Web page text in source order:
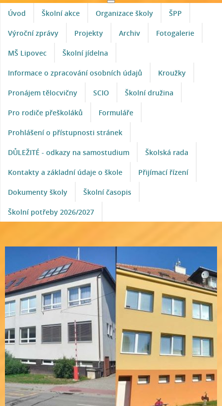
Úvod Školní akce Organizace školy ŠPP
Výroční zprávy Projekty Archiv Fotogalerie
MŠ Lipovec Školní jídelna
Informace o zpracování osobních údajů Kroužky
Pronájem tělocvičny SCIO Školní družina
Pro rodiče přeškoláků Formuláře
Prohlášení o přístupnosti stránek
DŮLEŽITÉ - odkazy na samostudium Školská rada
Kontakty a základní údaje o škole Přijímací řízení
Dokumenty školy Školní časopis
Školní potřeby 2026/2027